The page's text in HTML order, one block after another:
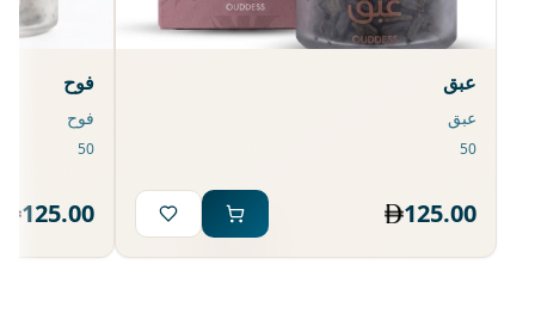
عبق
عبق
125.00
فوح
فوح
125.00